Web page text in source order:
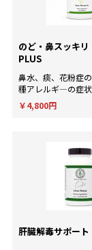
のど・鼻スッキリ
PLUS
鼻水、痰、花粉症
種アレルギ―の症状
￥4,800円
肝臓解毒サポート